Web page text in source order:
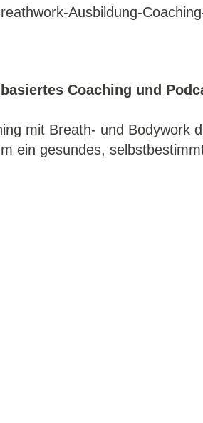
Coaching und
mit Breath- und Bodywork
ein gesundes,